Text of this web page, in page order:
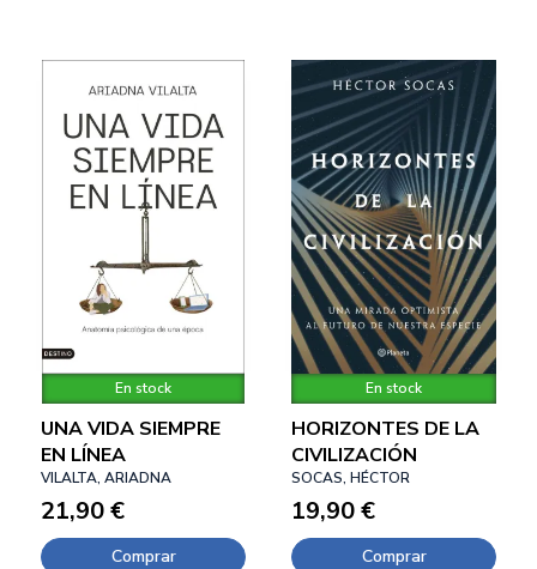
En stock
UNA VIDA SIEMPRE
EN LÍNEA
VILALTA, ARIADNA
21,90 €
Comprar
En stock
HORIZONTES DE LA
CIVILIZACIÓN
SOCAS, HÉCTOR
19,90 €
Comprar